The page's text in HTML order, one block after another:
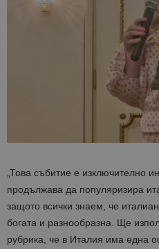
„Това събитие е изключително
продължава да популяризира
защото всички знаем, че
богата и разнообразна. Ще
рубрика, че в Италия има една